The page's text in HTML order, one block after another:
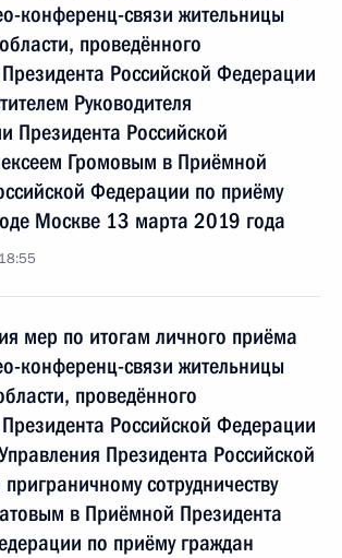
конференц-связи жительницы
проведённого
Российской Федерации
Руководителя
Президента Российской
Громовым в Приёмной
Федерации по приёму
Москве 13 марта 2019 года
мер по итогам личного приёма
конференц-связи жительницы
проведённого
Российской Федерации
Президента Российской
сотрудничеству
в Приёмной Президента
по приёму граждан